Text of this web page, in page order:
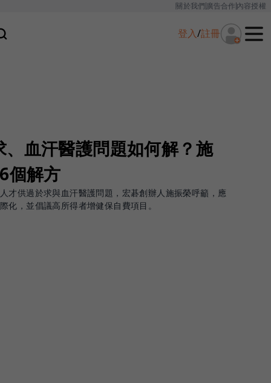
關於我們廣告合作內容授權
登入/註冊
血汗醫護問題如何解？施
個解方
才供過於求與血汗醫護問題，宏碁創辦人施振榮呼籲，應
化，並倡議高所得者增健保自費項目。